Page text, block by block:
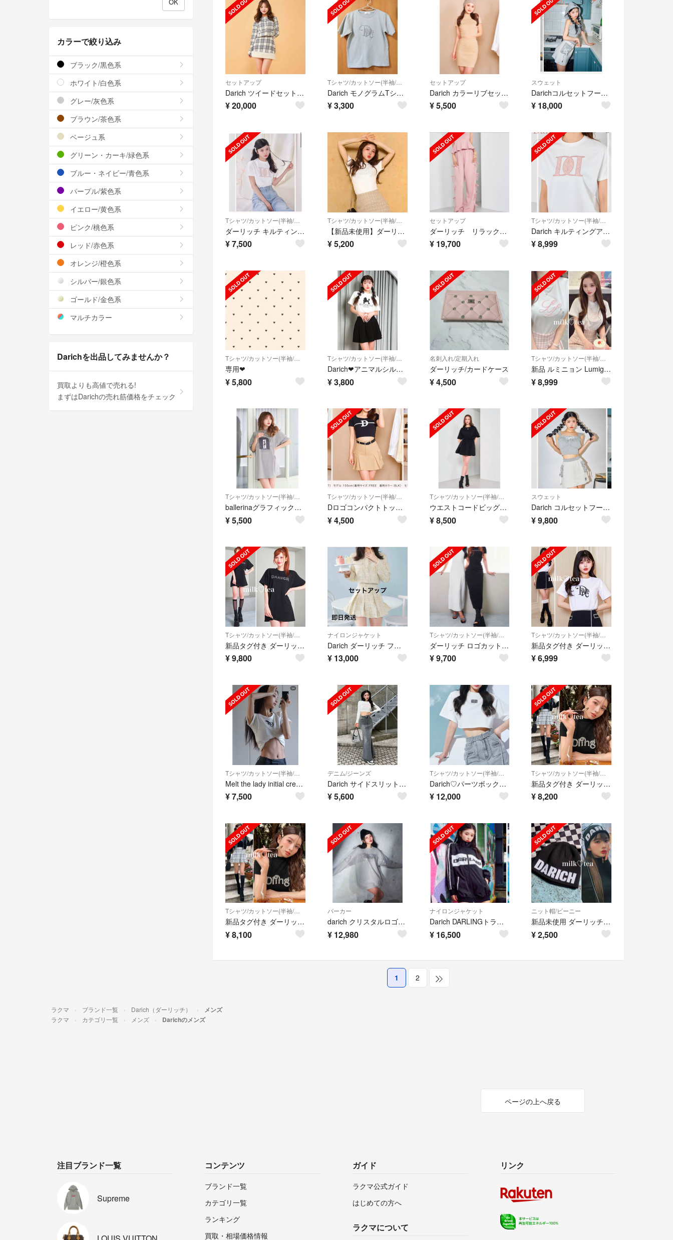
セットアップ
Darich ツイードセットアップ アイボリー
¥20,000
Tシャツ/カットソー(半袖/袖なし)
Darich モノグラムTシャツ
¥3,300
セットアップ
Darich カラーリブセットアップ アイボリー
¥5,500
スウェット
Darichコルセットフードスウェットトップス&ラインニグスウェットミニスカート
¥ 18,000
Tシャツ/カットソー(半袖/袖なし)
ダーリッチ キルティングアップリケTシャツ ホワイト
¥7,500
Tシャツ/カットソー(半袖/袖なし)
【新品未使用】ダーリッチ DarichデコラティブロゴTシャツ
¥5,200
セットアップ
ダーリッチ リラックスサマーレディセットアップ
¥ 19,700
Tシャツ/カットソー(半袖/袖なし)
Darich キルティングアップリケTシャツ
¥8,999
Tシャツ/カットソー(半袖/袖なし)
専用❤︎
¥5,800
Tシャツ/カットソー(半袖/袖なし)
Darich❤︎アニマルシルエットTシャツ❤︎ダーリッチ
¥3,800
名刺入れ/定期入れ
ダーリッチ/カードケース
¥4,500
Tシャツ/カットソー(半袖/袖なし)
新品 ルミニョン Lumignon LL heart bijou T ピンク
¥8,999
Tシャツ/カットソー(半袖/袖なし)
ballerinaグラフィックTシャツ ダーリッチ
¥5,500
Tシャツ/カットソー(半袖/袖なし)
Dロゴコンパクトトップス
¥4,500
Tシャツ/カットソー(半袖/袖なし)
ウエストコードビッグTシャツ
¥8,500
スウェット
Darich コルセットフードスウェットトップス
¥9,800
Tシャツ/カットソー(半袖/袖なし)
新品タグ付き ダーリッチ ロゴビッグTシャツ ブラック
¥9,800
ナイロンジャケット
Darich ダーリッチ ファンシーツイードセットアップ sサイズ
¥ 13,000
Tシャツ/カットソー(半袖/袖なし)
ダーリッチ ロゴカットロングワンピース ブラック
¥9,700
Tシャツ/カットソー(半袖/袖なし)
新品タグ付き ダーリッチ モノグラムTシャツ ホワイト
¥6,999
Tシャツ/カットソー(半袖/袖なし)
Melt the lady initial crew neck T-shirt
¥7,500
デニム/ジーンズ
Darich サイドスリットロングデニムスカート
¥5,600
Tシャツ/カットソー(半袖/袖なし)
Darich♡パーツボックスショートTシャツ♡新品未使用タグ付き
¥ 12,000
Tシャツ/カットソー(半袖/袖なし)
新品タグ付き ダーリッチ グラフィックパールTシャツ ブラック 黒 free
¥8,200
Tシャツ/カットソー(半袖/袖なし)
新品タグ付き ダーリッチ グラフィックパールTシャツ ブラック 黒 free
¥8,100
パーカー
darich クリスタルロゴプルオーバー
¥ 12,980
ナイロンジャケット
Darich DARLINGトラックジャケット 新品未開封 ブラック
¥ 16,500
ニット帽/ビーニー
新品未使用 ダーリッチ ノベルティ ロゴジャガードビーニー 新宿店3周年
¥2,500
1 2
カラーで絞り込み
ブラック/黒色系
ホワイト/白色系
グレー/灰色系
ブラウン/茶色系
ベージュ系
グリーン・カーキ/緑色系
ブルー・ネイビー/青色系
パープル/紫色系
イエロー/黄色系
ピンク/桃色系
レッド/赤色系
オレンジ/橙色系
シルバー/銀色系
ゴールド/金色系
マルチカラー
Darichを出品してみませんか？
買取よりも高値で売れる!
まずはDarichの売れ筋価格をチェック
ラクマ ブランド一覧 Darich（ダーリッチ） メンズ
ラクマ カテゴリ一覧 メンズ Darichのメンズ
ページの上へ戻る
注目ブランド一覧
Supreme
コンテンツ
ブランド一覧
カテゴリ一覧
ランキング
買取・相場価格情報
ガイド
ラクマ公式ガイド
はじめての方へ
ラクマについて
リンク